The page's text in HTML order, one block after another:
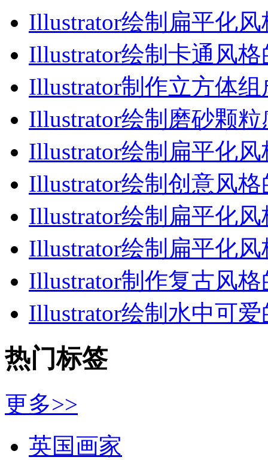
Illustrator绘制扁平化风
Illustrator绘制卡通风格
Illustrator制作立方体组
Illustrator绘制磨砂颗粒
Illustrator绘制扁平化风
Illustrator绘制创意风格
Illustrator绘制扁平化风
Illustrator绘制扁平化风
Illustrator制作复古风格
Illustrator绘制水中可爱
热门标签
更多>>
英国画家